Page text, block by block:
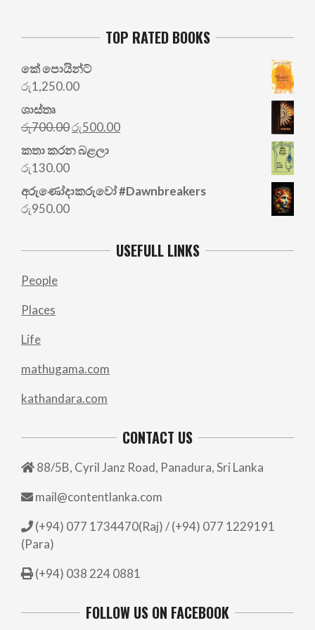
TOP RATED BOOKS
කේ පොයින්ට්
රු1,250.00
ශාස්තෘ
රු700.00Original
price
was:
රු500.00Current
කතා කරන බළලා
රු130.00
අරු‍ණෝදාකරුවෝ #Dawnbreakers
රු950.00
USEFULL LINKS
People
Places
Life
mathugama.com
kathandara.com
CONTACT US
88/5B, Cyril Janz Road, Panadura, Sri Lanka
mail@contentlanka.com
(+94) 077 1734470(Raj) / (+94) 077 1229191
(Para)
(+94) 038 224 0881
FOLLOW US ON FACEBOOK